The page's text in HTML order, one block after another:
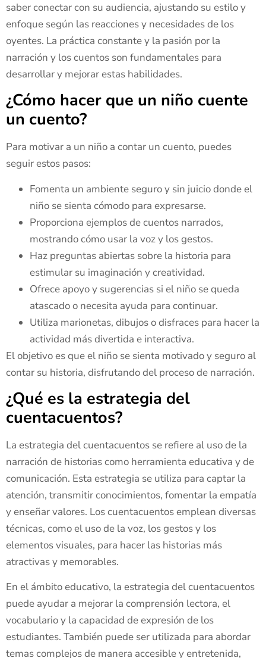
saber conectar con su audiencia, ajustando su estilo y
enfoque según las reacciones y necesidades de los
oyentes. La práctica constante y la pasión por la
narración y los cuentos son fundamentales para
desarrollar y mejorar estas habilidades.
¿Cómo hacer que un niño cuente
un cuento?
Para motivar a un niño a contar un cuento, puedes
seguir estos pasos:
Fomenta un ambiente seguro y sin juicio donde el
niño se sienta cómodo para expresarse.
Proporciona ejemplos de cuentos narrados,
mostrando cómo usar la voz y los gestos.
Haz preguntas abiertas sobre la historia para
estimular su imaginación y creatividad.
Ofrece apoyo y sugerencias si el niño se queda
atascado o necesita ayuda para continuar.
Utiliza marionetas, dibujos o disfraces para hacer la
actividad más divertida e interactiva.
El objetivo es que el niño se sienta motivado y seguro al
contar su historia, disfrutando del proceso de narración.
¿Qué es la estrategia del
cuentacuentos?
La estrategia del cuentacuentos se refiere al uso de la
narración de historias como herramienta educativa y de
comunicación. Esta estrategia se utiliza para captar la
atención, transmitir conocimientos, fomentar la empatía
y enseñar valores. Los cuentacuentos emplean diversas
técnicas, como el uso de la voz, los gestos y los
elementos visuales, para hacer las historias más
atractivas y memorables.
En el ámbito educativo, la estrategia del cuentacuentos
puede ayudar a mejorar la comprensión lectora, el
vocabulario y la capacidad de expresión de los
estudiantes. También puede ser utilizada para abordar
temas complejos de manera accesible y entretenida,